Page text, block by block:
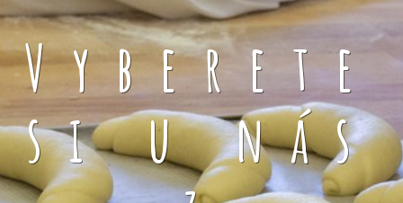
Vyberete
si u nás